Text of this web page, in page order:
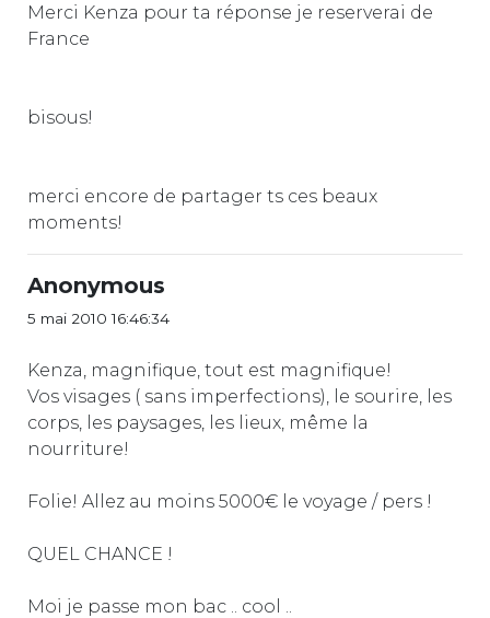
Merci Kenza pour ta réponse je reserverai de
France
bisous!
merci encore de partager ts ces beaux
moments!
Anonymous
5 mai 2010 16:46:34
Kenza, magnifique, tout est magnifique!
Vos visages ( sans imperfections), le sourire, les
corps, les paysages, les lieux, même la
nourriture!
Folie! Allez au moins 5000€ le voyage / pers !
QUEL CHANCE !
Moi je passe mon bac .. cool ..